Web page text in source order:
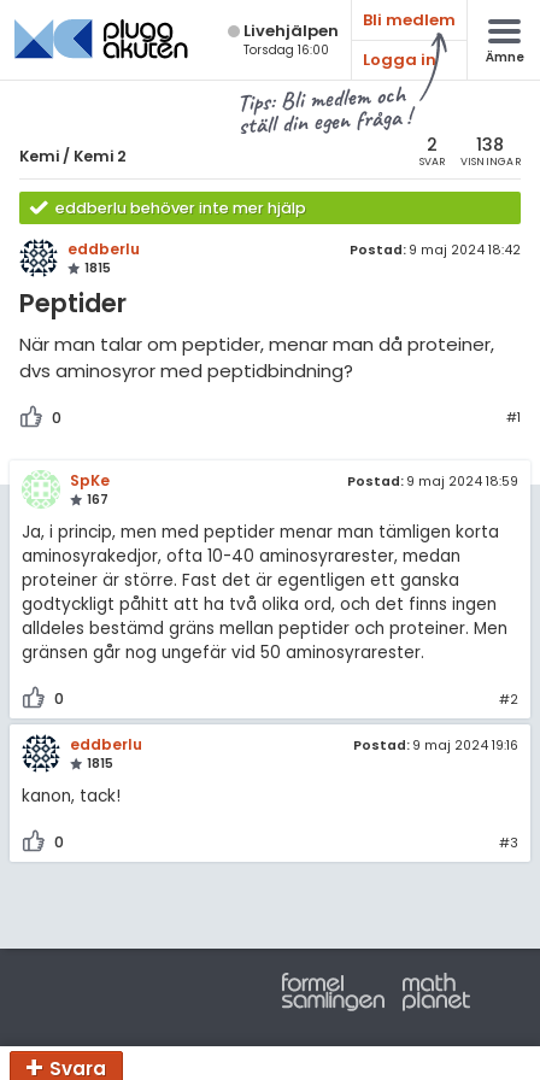
Live­hjälpen
Torsdag 16:00
Bli medlem
Logga in
Ämne
Tips: Bli medlem och
ställ din egen fråga !
Kemi / Kemi 2 2
SVAR
138
VISNINGAR
eddberlu behöver inte mer hjälp
eddberlu
1815
Postad: 9 maj 2024 18:42
Peptider
När man talar om peptider, menar man då proteiner,
dvs aminosyror med peptidbindning?
0 #1
SpKe
167
Postad: 9 maj 2024 18:59
Ja, i princip, men med peptider menar man tämligen korta
aminosyrakedjor, ofta 10-40 aminosyrarester, medan
proteiner är större. Fast det är egentligen ett ganska
godtyckligt påhitt att ha två olika ord, och det finns ingen
alldeles bestämd gräns mellan peptider och proteiner. Men
gränsen går nog ungefär vid 50 aminosyrarester.
0 #2
eddberlu
1815
Postad: 9 maj 2024 19:16
kanon, tack!
0 #3
Svara
Alla ämnen
Kemi
Alla trådar
Grundskola
Universitet
Regler
För lärare
Om Pluggakuten
Cookie-inställningar
& Bygg
språk
ämnen
diskussioner